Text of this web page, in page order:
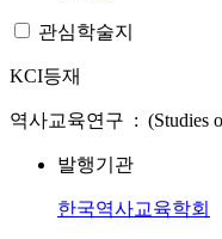
관심학술지
KCI등재
역사교육연구 : (Studies
발행기관
한국역사교육학회